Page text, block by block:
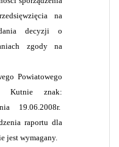
na
decyzji o
zgody na
Powiatowego
Kutnie znak:
19.06.2008r.
raportu dla
jest wymagany.